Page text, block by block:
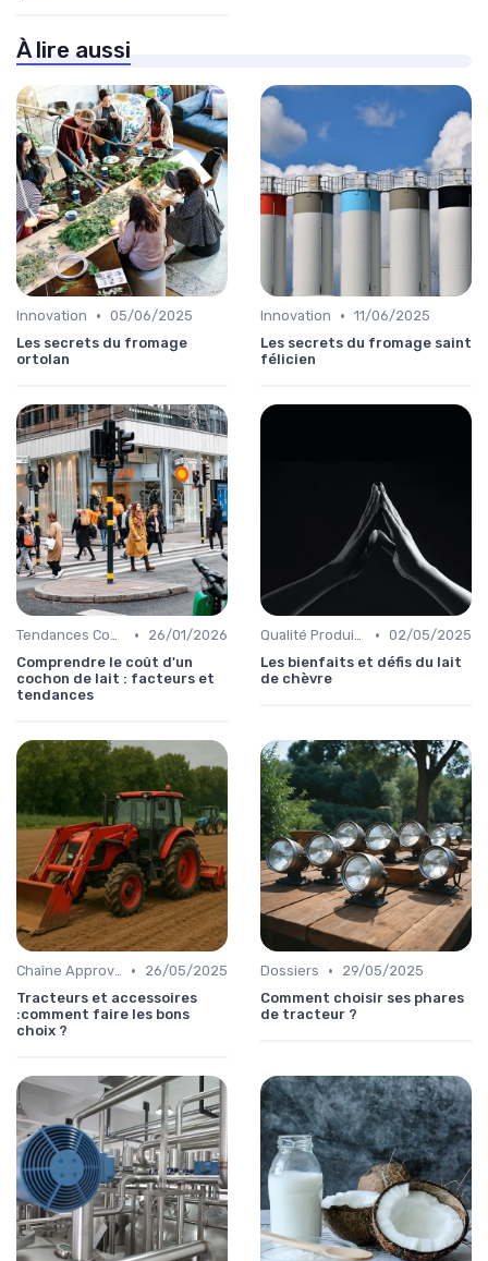
À lire aussi
Innovation • 05/06/2025
Les secrets du fromage
ortolan
Innovation • 11/06/2025
Les secrets du fromage saint
félicien
Tendances Consommation •
26/01/2026
Comprendre le coût d'un
cochon de lait : facteurs et
tendances
Qualité Produits • 02/05/2025
Les bienfaits et défis du lait
de chèvre
Chaîne Approvisionnement •
26/05/2025
Tracteurs et accessoires
:comment faire les bons
choix ?
Dossiers •
29/05/2025
Comment choisir ses phares
de tracteur ?